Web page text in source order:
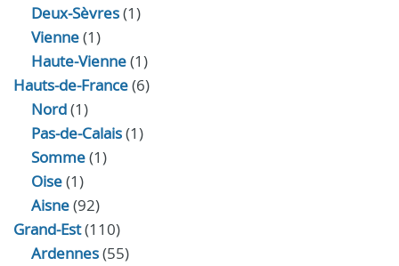
Deux-Sèvres(1)
Vienne(1)
Haute-Vienne(1)
Hauts-de-France(6)
Nord(1)
Pas-de-Calais(1)
Somme(1)
Oise(1)
Aisne(92)
Grand-Est(110)
Ardennes(55)